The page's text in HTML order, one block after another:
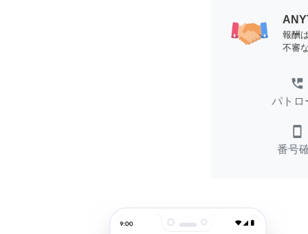
報酬
不審
perm_phone_msg
パトロ
smartphone
番号